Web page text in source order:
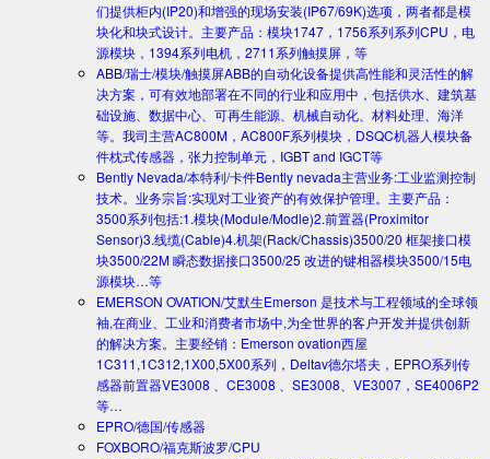
们提供柜内(IP20)和增强的现场安装(IP67/69K)选项，两者都是模
块化和块式设计。主要产品：模块1747，1756系列系列CPU，电
源模块，1394系列电机，2711系列触摸屏，等
ABB/瑞士/模块/触摸屏ABB的自动化设备提供高性能和灵活性的解
决方案，可有效地部署在不同的行业和应用中，包括供水、建筑基
础设施、数据中心、可再生能源、机械自动化、材料处理、海洋
等。我司主营AC800M，AC800F系列模块，DSQC机器人模块备
件枕式传感器，张力控制单元，IGBT and IGCT等
Bently Nevada/本特利/卡件Bently nevada主营业务:工业监测控制
技术。业务宗旨:实现对工业资产的有效保护管理。主要产品：
3500系列包括:1.模块(Module/Modle)2.前置器(Proximitor
Sensor)3.线缆(Cable)4.机架(Rack/Chassis)3500/20 框架接口模
块3500/22M 瞬态数据接口3500/25 改进的键相器模块3500/15电
源模块…等
EMERSON OVATION/艾默生Emerson 是技术与工程领域的全球领
袖,在商业、工业和消费者市场中,为全世界的客户开发并提供创新
的解决方案。主要经销：Emerson ovation西屋
1C311,1C312,1X00,5X00系列，Deltav德尔塔夫，EPRO系列传
感器前置器VE3008 、CE3008 、SE3008、VE3007，SE4006P2
等…
EPRO/德国/传感器
FOXBORO/福克斯波罗/CPU